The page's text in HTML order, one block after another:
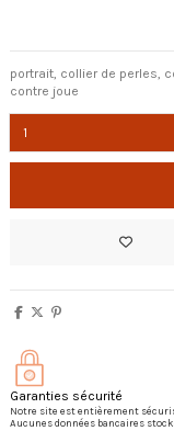
portrait, collier de perles,
contre joue
Garanties sécurité
Notre site est entièrement
Aucunes données bancaires